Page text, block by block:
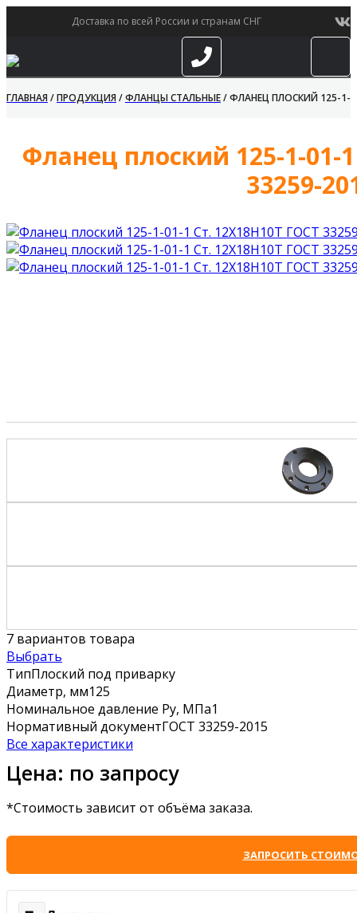
Доставка по всей России и странам СНГ
ГЛАВНАЯ/ПРОДУКЦИЯ/ФЛАНЦЫ СТАЛЬНЫЕ/ФЛАНЕЦ ПЛОСКИЙ 125-1-
Фланец плоский 125-1-01-
33259-
7 вариантов товара
Выбрать
ТипПлоский под приварку
Диаметр, мм125
Номинальное давление Ру, МПа1
Нормативный документГОСТ 33259-2015
Все характеристики
Цена: по запросу
*Стоимость зависит от объёма заказа.
ЗАПРОСИТЬ